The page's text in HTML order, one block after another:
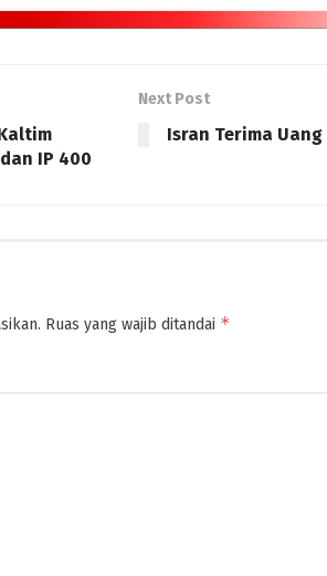
IP 400
Next Post
Isran Terima Uang
Ruas yang wajib ditandai *